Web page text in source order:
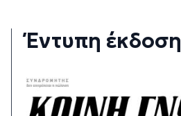
Έντυπη έκδοση